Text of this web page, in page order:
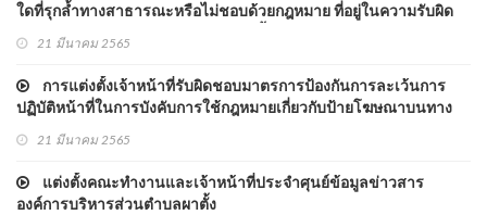
ใดที่รุกล้ำทางสาธารณะหรือไม่ชอบด้วยกฎหมาย ที่อยู่ในความรับผิด
ชอบขององค์การบริหารส่วนตำบลผาตั้ง
21 มีนาคม 2565
การแต่งตั้งเจ้าหน้าที่รับผิดชอบมาตรการป้องกันการละเว้นการ
ปฏิบัติหน้าที่ในการบังคับการใช้กฎหมายเกี่ยวกับป้ายโฆษณาบนทาง
สาธารณะ
21 มีนาคม 2565
แต่งตั้งคณะทำงานและเจ้าหน้าที่ประจำศุนย์ข้อมูลข่าวสาร
องค์การบริหารส่วนตำบลผาตั้ง